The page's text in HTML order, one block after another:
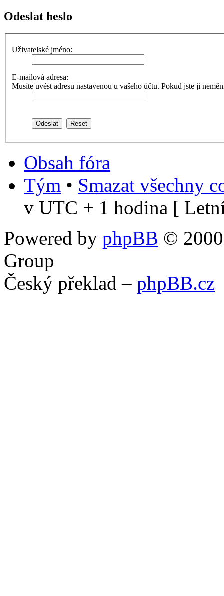
Odeslat heslo
Uživatelské jméno:
E-mailová adresa:
Musíte uvést adresu nastavenou u vašeho účtu. Pokud jste ji
Obsah fóra
Tým • Smazat všechny
v UTC + 1 hodina [
Powered by phpBB ©
Group
Český překlad – phpBB.cz